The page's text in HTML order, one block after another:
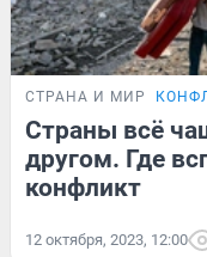
СТРАНА И МИР
Страны всё
другом. Где
конфликт
12 октября, 2023, 12:00